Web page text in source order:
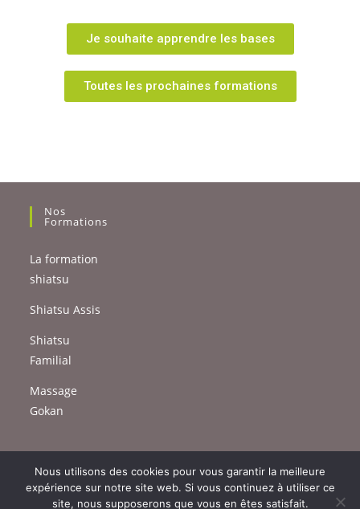
Je souhaite apprendre les bases
Toutes les prochaines formations
Nos
Formations
La formation
shiatsu
Shiatsu Assis
Shiatsu
Familial
Massage
Gokan
Nous utilisons des cookies pour vous garantir la meilleure
expérience sur notre site web. Si vous continuez à utiliser ce
site, nous supposerons que vous en êtes satisfait.